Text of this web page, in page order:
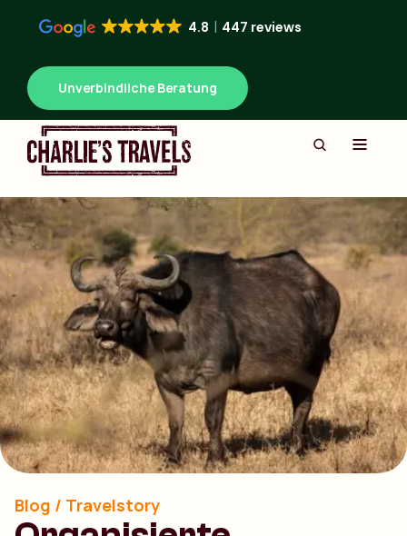
4.8 447 reviews
Unverbindliche Beratung
Blog / Travelstory